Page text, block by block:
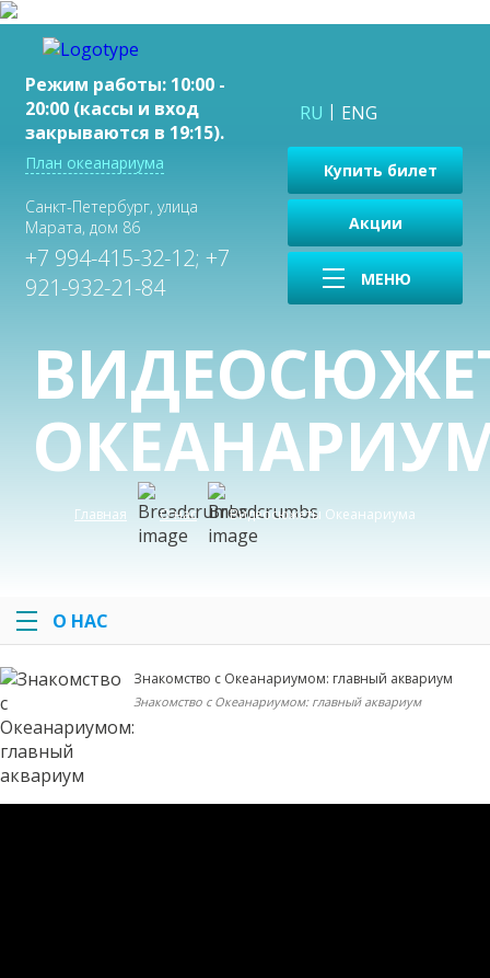
Режим работы: 10:00 -
20:00 (кассы и вход
закрываются в 19:15).
План океанариума
Санкт-Петербург, улица
Марата, дом 86
+7 994-415-32-12; +7
921-932-21-84
RU ENG
Купить билет
Акции
МЕНЮ
Главная О нас Видеосюжеты Океанариума
О НАС
Знакомство с Океанариумом: главный аквариум
Знакомство с Океанариумом: главный аквариум